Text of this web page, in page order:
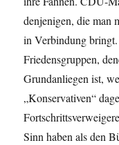
denjenigen, die man
in Verbindung
Friedensgruppen,
Grundanliegen ist,
„Konservativen“
Sinn haben als den